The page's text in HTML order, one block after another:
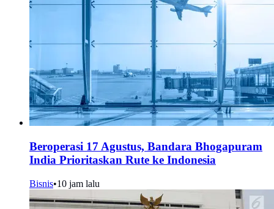
Beroperasi 17 Agustus, Bandara Bhogapuram
India Prioritaskan Rute ke Indonesia
Bisnis•10 jam lalu